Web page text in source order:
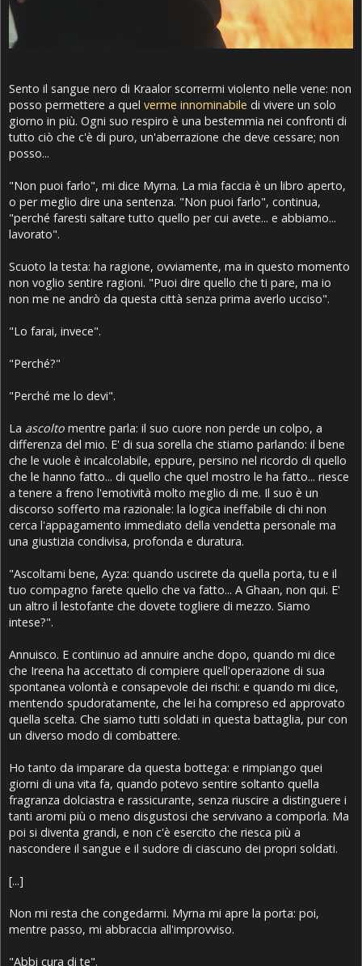
Sento il sangue nero di Kraalor scorrermi violento nelle vene: non
posso permettere a quel verme innominabile di vivere un solo
giorno in più. Ogni suo respiro è una bestemmia nei confronti di
tutto ciò che c'è di puro, un'aberrazione che deve cessare; non
posso...
"Non puoi farlo", mi dice Myrna. La mia faccia è un libro aperto,
o per meglio dire una sentenza. "Non puoi farlo", continua,
"perché faresti saltare tutto quello per cui avete... e abbiamo...
lavorato".
Scuoto la testa: ha ragione, ovviamente, ma in questo momento
non voglio sentire ragioni. "Puoi dire quello che ti pare, ma io
non me ne andrò da questa città senza prima averlo ucciso".
"Lo farai, invece".
"Perché?"
"Perché me lo devi".
La ascolto mentre parla: il suo cuore non perde un colpo, a
differenza del mio. E' di sua sorella che stiamo parlando: il bene
che le vuole è incalcolabile, eppure, persino nel ricordo di quello
che le hanno fatto... di quello che quel mostro le ha fatto... riesce
a tenere a freno l'emotività molto meglio di me. Il suo è un
discorso sofferto ma razionale: la logica ineffabile di chi non
cerca l'appagamento immediato della vendetta personale ma
una giustizia condivisa, profonda e duratura.
"Ascoltami bene, Ayza: quando uscirete da quella porta, tu e il
tuo compagno farete quello che va fatto... A Ghaan, non qui. E'
un altro il lestofante che dovete togliere di mezzo. Siamo
intese?".
Annuisco. E contiinuo ad annuire anche dopo, quando mi dice
che Ireena ha accettato di compiere quell'operazione di sua
spontanea volontà e consapevole dei rischi: e quando mi dice,
mentendo spudoratamente, che lei ha compreso ed approvato
quella scelta. Che siamo tutti soldati in questa battaglia, pur con
un diverso modo di combattere.
Ho tanto da imparare da questa bottega: e rimpiango quei
giorni di una vita fa, quando potevo sentire soltanto quella
fragranza dolciastra e rassicurante, senza riuscire a distinguere i
tanti aromi più o meno disgustosi che servivano a comporla. Ma
poi si diventa grandi, e non c'è esercito che riesca più a
nascondere il sangue e il sudore di ciascuno dei propri soldati.
[...]
Non mi resta che congedarmi. Myrna mi apre la porta: poi,
mentre passo, mi abbraccia all'improvviso.
"Abbi cura di te".